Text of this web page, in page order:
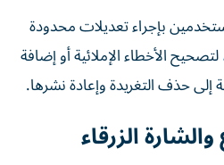
بإجراء تعديلات محدودة
الأخطاء الإملائية أو إضافة
حذف التغريدة وإعادة نشرها.
الزرقاء